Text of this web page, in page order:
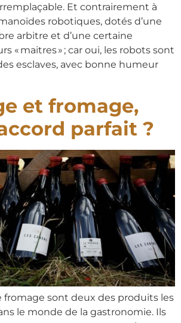
Et contrairement à
robotiques, dotés d’une
arbitre et d’une certaine
« maitres » ; car oui, les robots sont
esclaves, avec bonne humeur
et fromage,
parfait ?
fromage sont deux des produits les
le monde de la gastronomie. Ils